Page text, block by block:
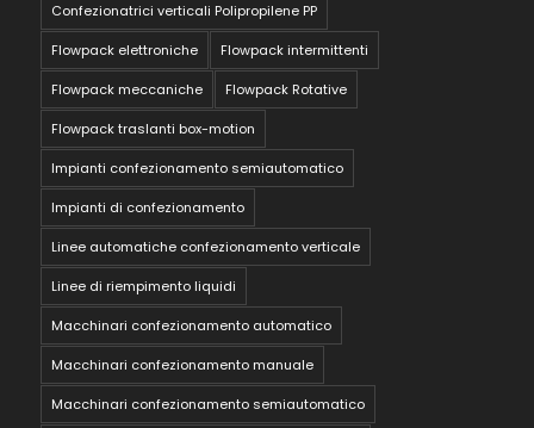
Confezionatrici verticali Polipropilene PP
Flowpack elettroniche Flowpack intermittenti
Flowpack meccaniche Flowpack Rotative
Flowpack traslanti box-motion
Impianti confezionamento semiautomatico
Impianti di confezionamento
Linee automatiche confezionamento verticale
Linee di riempimento liquidi
Macchinari confezionamento automatico
Macchinari confezionamento manuale
Macchinari confezionamento semiautomatico